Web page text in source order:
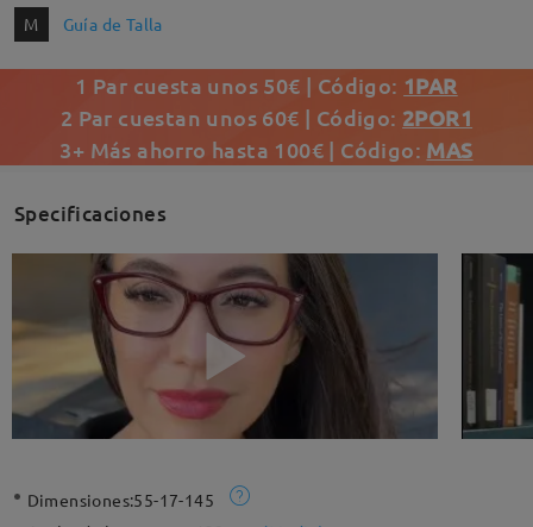
M Guía de Talla
1 Par cuesta unos 50€ | Código: 1PAR
2 Par cuestan unos 60€ | Código: 2POR1
3+ Más ahorro hasta 100€ | Código: MAS
Specificaciones
Dimensiones:55-17-145